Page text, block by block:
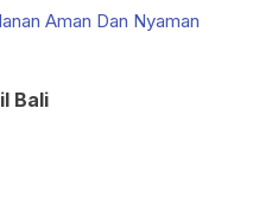
Aman Dan Nyaman
Bali